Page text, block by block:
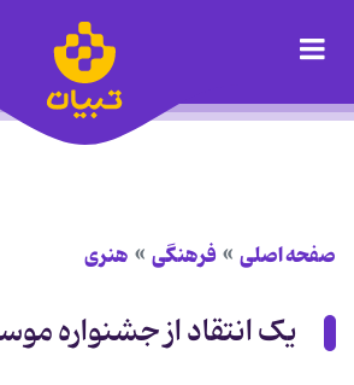
صفحه اصلی فرهنگی هنری
یک انتقاد از جشنواره